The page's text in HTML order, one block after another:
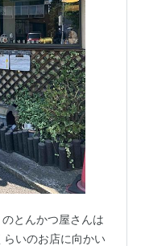
とんかつ屋さんは
いのお店に向かい